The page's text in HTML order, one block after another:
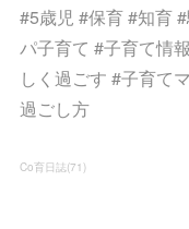
#5歳児 #保育 #知育
パ子育て #子育て情
しく過ごす #子育て
過ごし方
Co育日誌(71)